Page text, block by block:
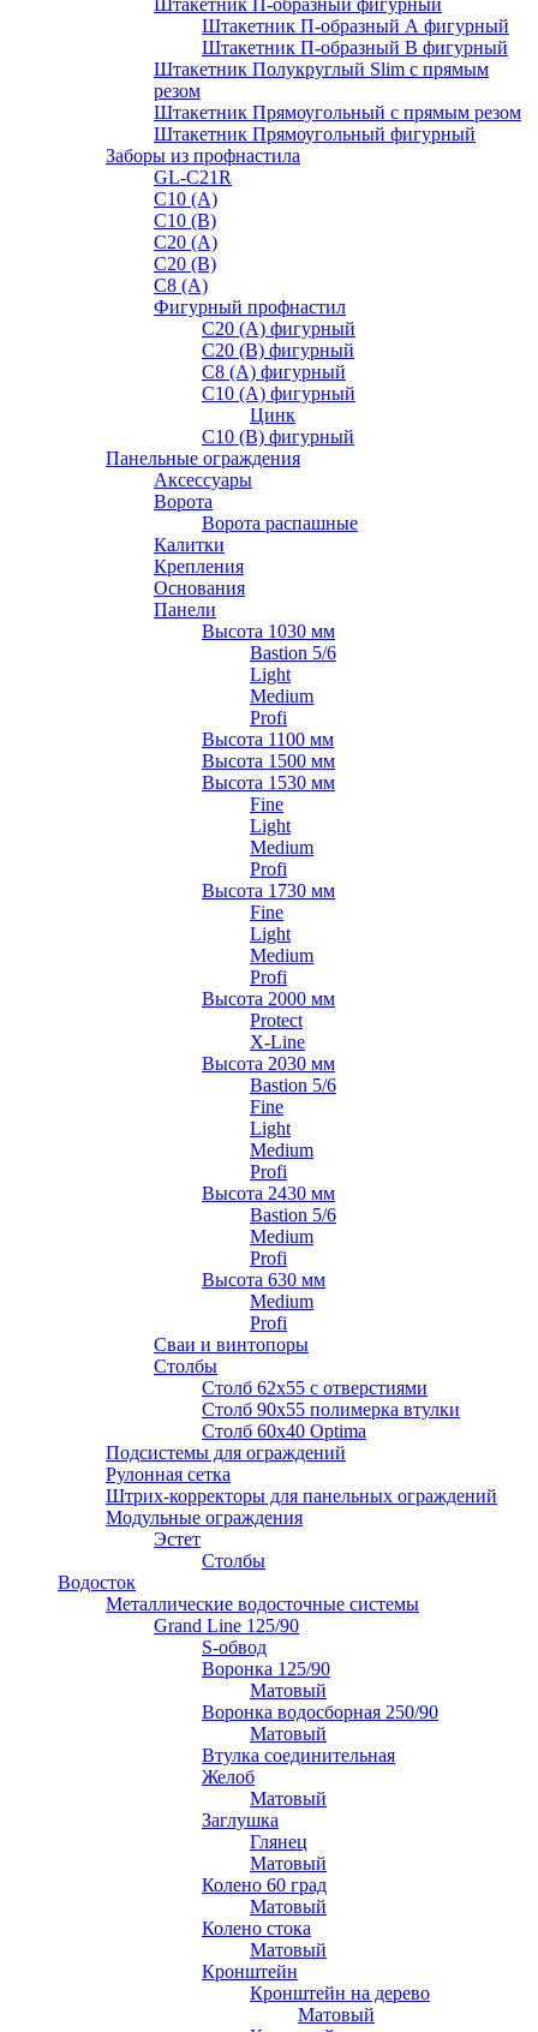
Штакетник П-образный фигурный
Штакетник П-образный А фигурный
Штакетник П-образный В фигурный
Штакетник Полукруглый Slim с прямым
резом
Штакетник Прямоугольный с прямым резом
Штакетник Прямоугольный фигурный
Заборы из профнастила
GL-С21R
С10 (A)
С10 (В)
С20 (А)
С20 (В)
С8 (A)
Фигурный профнастил
С20 (A) фигурный
С20 (В) фигурный
С8 (A) фигурный
С10 (A) фигурный
Цинк
С10 (В) фигурный
Панельные ограждения
Аксессуары
Ворота
Ворота распашные
Калитки
Крепления
Основания
Панели
Высота 1030 мм
Bastion 5/6
Light
Medium
Profi
Высота 1100 мм
Высота 1500 мм
Высота 1530 мм
Fine
Light
Medium
Profi
Высота 1730 мм
Fine
Light
Medium
Profi
Высота 2000 мм
Protect
X-Line
Высота 2030 мм
Bastion 5/6
Fine
Light
Medium
Profi
Высота 2430 мм
Bastion 5/6
Medium
Profi
Высота 630 мм
Medium
Profi
Сваи и винтопоры
Столбы
Cтолб 62х55 с отверстиями
Cтолб 90х55 полимерка втулки
Столб 60х40 Optima
Подсистемы для ограждений
Рулонная сетка
Штрих-корректоры для панельных ограждений
Модульные ограждения
Эстет
Столбы
Водосток
Металлические водосточные системы
Grand Line 125/90
S-обвод
Воронка 125/90
Матовый
Воронка водосборная 250/90
Матовый
Втулка соединительная
Желоб
Матовый
Заглушка
Глянец
Матовый
Колено 60 град
Матовый
Колено стока
Матовый
Кронштейн
Кронштейн на дерево
Матовый